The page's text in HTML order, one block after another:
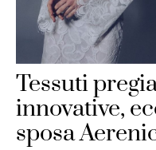
Tessuti
innovative,
sposa